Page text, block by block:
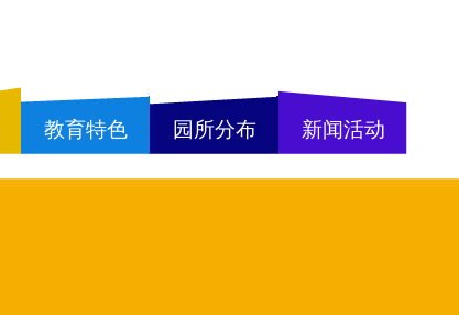
教育特色 园所分布 新闻活动